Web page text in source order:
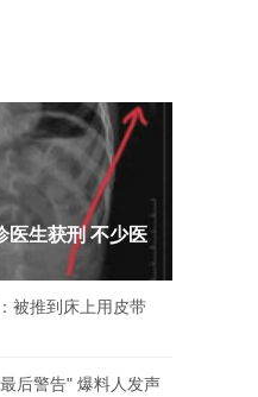
医生获刑 不少医
被推到床上用皮带
后警告" 爆料人发声